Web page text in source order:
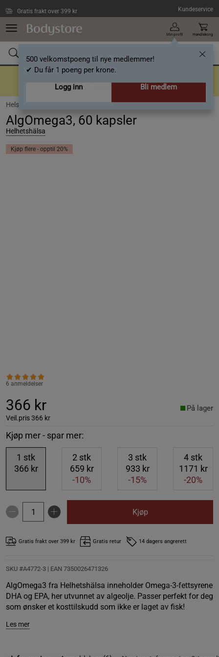
Gratis frakt over 399 kr Kundeservice
Min profil
500 velkomstpoeng til nye medlemmer!
✔ Du får 1 poeng per krone.
Logg inn
Bli medlem
Handlekorg
Tilbake til gode rutiner
Opptil 40%
Helse / Omega 3
AlgOmega3, 60 kapsler
Helhetshälsa
Kjøp flere - opptil 20%
6 anmeldelser
366 kr
Veil.pris366 kr
På lager
Kjøp mer - spar mer:
1 stk
366 kr
2 stk
659 kr
-10%
3 stk
933 kr
-15%
4 stk
1171 kr
-20%
Kjøp
Gratis frakt over 399 kr Gratis retur 14 dagers angrerett
SKU #A4772-3 | EAN 7350026471326
AlgOmega3 fra Helhetshälsa inneholder Omega-3-fettsyrene
DHA og EPA, her utvunnet av algeolje. Passer perfekt for deg
som ønsker et kosttilskudd som ikke er laget av fisk!
Les mer